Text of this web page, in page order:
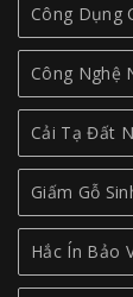
Công Dụng
Công Nghệ
Cải Tạ Đất
Giấm Gỗ
Hắc Ín Bảo